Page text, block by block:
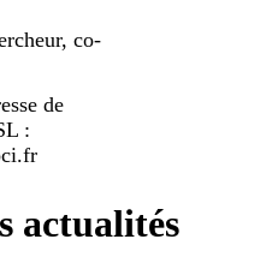
co-
de
:
actualités